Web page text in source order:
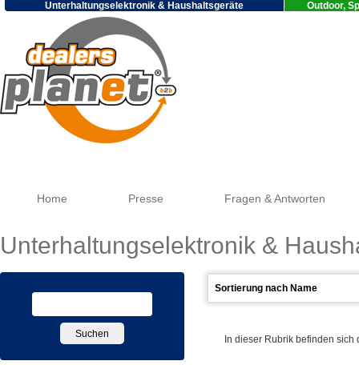
Unterhaltungselektronik & Haushaltsgeräte Outdoor,
Home Presse Fragen & Antworten
Unterhaltungselektronik &
In dieser Rubrik befinden